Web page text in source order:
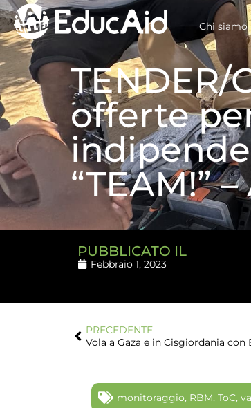
Chi siamo
TENDER/
offerte
“TEAM!”
PUBBLICATO IL
Febbraio 1, 2023
PRECEDENTE
Vola a Gaza e in Cisgiordania con
monitoraggio, RBM, ToC,